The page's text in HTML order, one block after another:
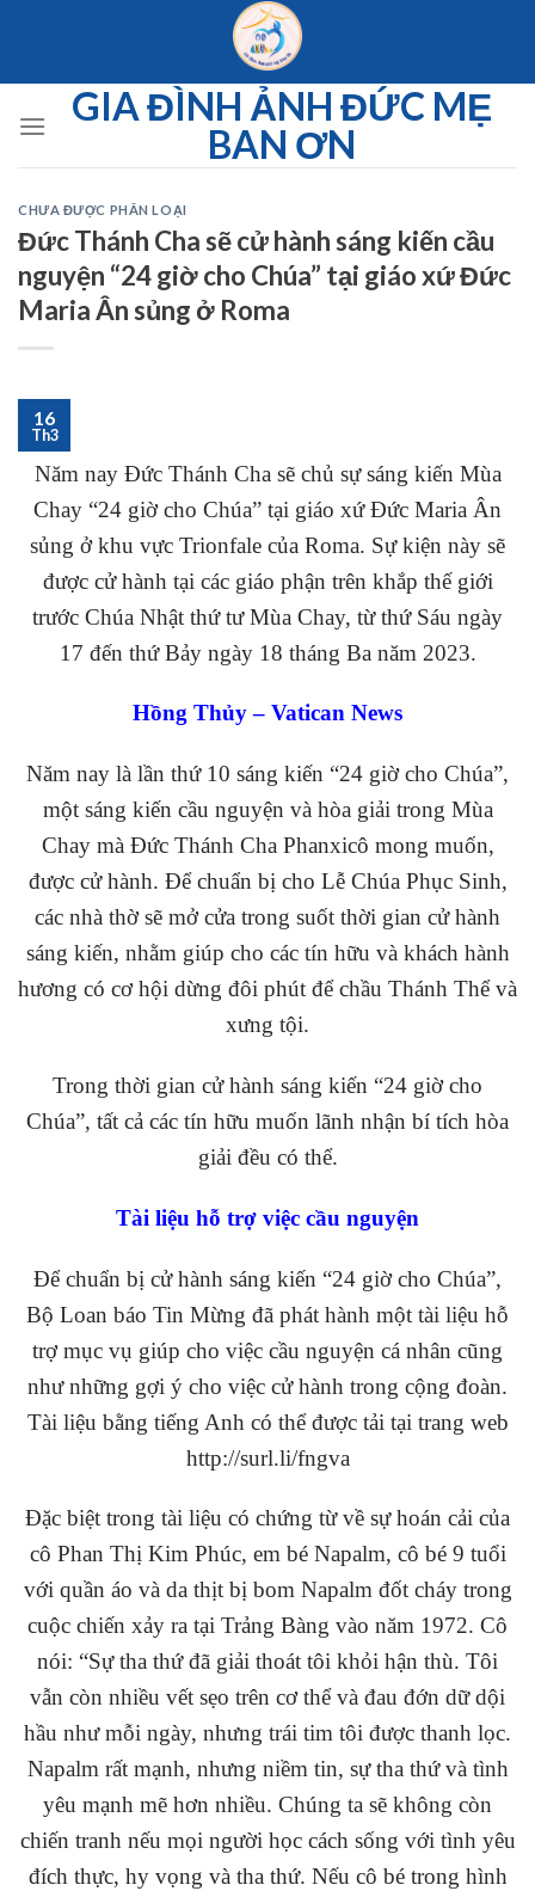
GIA ĐÌNH ẢNH ĐỨC MẸ
BAN ƠN
CHƯA ĐƯỢC PHÂN LOẠI
Đức Thánh Cha sẽ cử hành sáng kiến cầu
nguyện “24 giờ cho Chúa” tại giáo xứ Đức
Maria Ân sủng ở Roma
16
Th3
Năm nay Đức Thánh Cha sẽ chủ sự sáng kiến Mùa
Chay “24 giờ cho Chúa” tại giáo xứ Đức Maria Ân
sủng ở khu vực Trionfale của Roma. Sự kiện này sẽ
được cử hành tại các giáo phận trên khắp thế giới
trước Chúa Nhật thứ tư Mùa Chay, từ thứ Sáu ngày
17 đến thứ Bảy ngày 18 tháng Ba năm 2023.
Hồng Thủy – Vatican News
Năm nay là lần thứ 10 sáng kiến “24 giờ cho Chúa”,
một sáng kiến cầu nguyện và hòa giải trong Mùa
Chay mà Đức Thánh Cha Phanxicô mong muốn,
được cử hành. Để chuẩn bị cho Lễ Chúa Phục Sinh,
các nhà thờ sẽ mở cửa trong suốt thời gian cử hành
sáng kiến, nhằm giúp cho các tín hữu và khách hành
hương có cơ hội dừng đôi phút để chầu Thánh Thể và
xưng tội.
Trong thời gian cử hành sáng kiến “24 giờ cho
Chúa”, tất cả các tín hữu muốn lãnh nhận bí tích hòa
giải đều có thể.
Tài liệu hỗ trợ việc cầu nguyện
Để chuẩn bị cử hành sáng kiến “24 giờ cho Chúa”,
Bộ Loan báo Tin Mừng đã phát hành một tài liệu hỗ
trợ mục vụ giúp cho việc cầu nguyện cá nhân cũng
như những gợi ý cho việc cử hành trong cộng đoàn.
Tài liệu bằng tiếng Anh có thể được tải tại trang web
http://surl.li/fngva
Đặc biệt trong tài liệu có chứng từ về sự hoán cải của
cô Phan Thị Kim Phúc, em bé Napalm, cô bé 9 tuổi
với quần áo và da thịt bị bom Napalm đốt cháy trong
cuộc chiến xảy ra tại Trảng Bàng vào năm 1972. Cô
nói: “Sự tha thứ đã giải thoát tôi khỏi hận thù. Tôi
vẫn còn nhiều vết sẹo trên cơ thể và đau đớn dữ dội
hầu như mỗi ngày, nhưng trái tim tôi được thanh lọc.
Napalm rất mạnh, nhưng niềm tin, sự tha thứ và tình
yêu mạnh mẽ hơn nhiều. Chúng ta sẽ không còn
chiến tranh nếu mọi người học cách sống với tình yêu
đích thực, hy vọng và tha thứ. Nếu cô bé trong hình